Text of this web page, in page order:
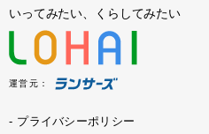
いってみたい、くらしてみたい
運営元：
プライバシーポリシー